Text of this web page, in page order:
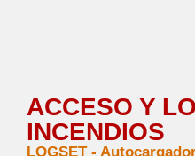
ACCESO Y
INCENDIOS
LOGSET -